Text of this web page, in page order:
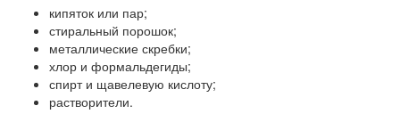
кипяток или пар;
стиральный порошок;
металлические скребки;
хлор и формальдегиды;
спирт и щавелевую кислоту;
растворители.